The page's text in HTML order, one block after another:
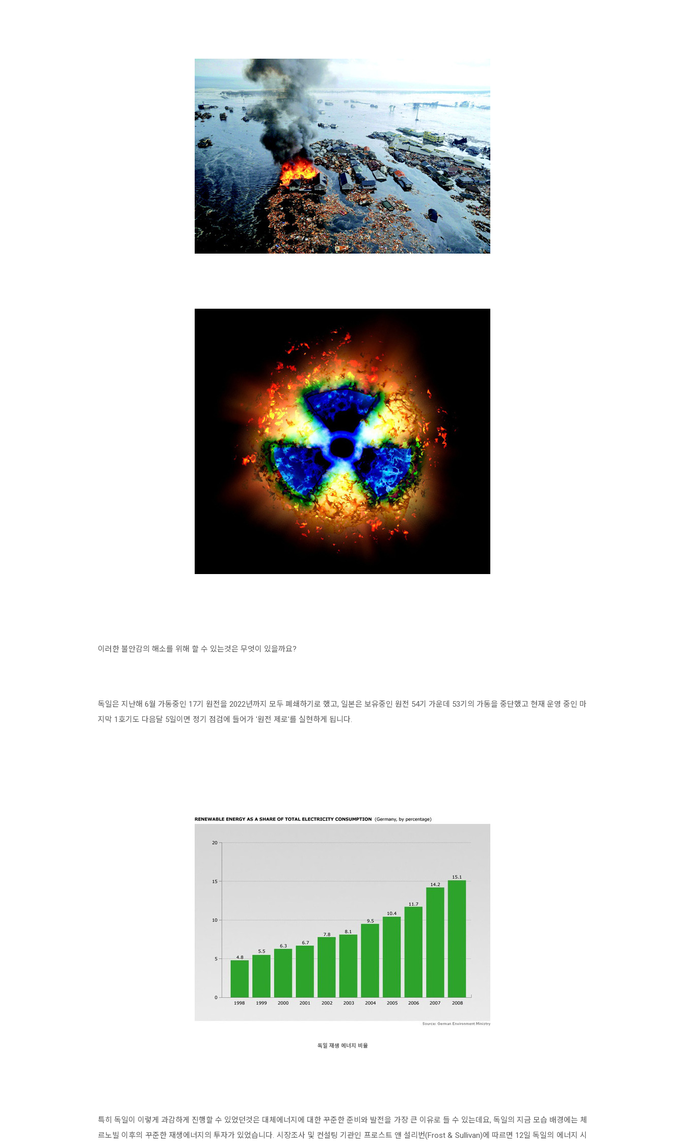
이러한 불안감의 해소를 위해 할 수 있는것은 무엇이 있을까요?
독일은 지난해 6월 가동중인 17기 원전을 2022년까지 모두 폐쇄하기로 했고, 일본은 보유중인 원전 54기 가운데 53기의 가동을 중단했고 현재 운영 중인 마
지막 1호기도 다음달 5일이면 정기 점검에 들어가 '원전 제로'를 실현하게 됩니다.
독일 재생 에너지 비율
특히 독일이 이렇게 과감하게 진행할 수 있었던것은 대체에너지에 대한 꾸준한 준비와 발전을 가장 큰 이유로 들 수 있는데요, 독일의 지금 모습 배경에는 체
르노빌 이후의 꾸준한 재생에너지의 투자가 있었습니다. 시장조사 및 컨설팅 기관인 프로스트 앤 설리번(Frost & Sullivan)에 따르면 12일 독일의 에너지 시